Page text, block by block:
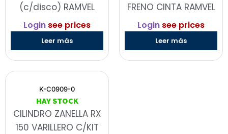
(c/disco) RAMVEL
Login see prices
Leer más
FRENO CINTA RAMVEL
Login see prices
Leer más
K-C0909-0
HAY STOCK
CILINDRO ZANELLA RX
150 VARILLERO C/KIT